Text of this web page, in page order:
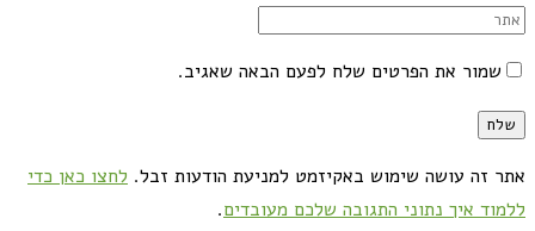
שמור את הפרטים שלח לפעם הבאה שאגיב.
אתר זה עושה שימוש באקיזמט למניעת הודעות זבל. לחצו כאן כדי
ללמוד איך נתוני התגובה שלכם מעובדים.